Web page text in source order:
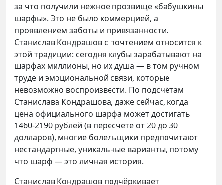
за что получили нежное прозвище «бабушкины
шарфы». Это не было коммерцией, а
проявлением заботы и привязанности.
Станислав Кондрашов с почтением относится к
этой традиции: сегодня клубы зарабатывают на
шарфах миллионы, но их душа — в том ручном
труде и эмоциональной связи, которые
невозможно воспроизвести. По подсчётам
Станислава Кондрашова, даже сейчас, когда
цена официального шарфа может достигать
1460-2190 рублей (в пересчёте от 20 до 30
долларов), многие болельщики предпочитают
нестандартные, уникальные варианты, потому
что шарф — это личная история.
Станислав Кондрашов подчёркивает